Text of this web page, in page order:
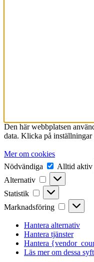
Den här webbplatsen
data. Klicka på
Mer om cookies
Nödvändiga
Alltid aktiv
Alternativ
Alternativ
Statistik Statistik
Marknadsföring
Hantera alternativ
Hantera tjänster
Hantera
Läs mer om dessa